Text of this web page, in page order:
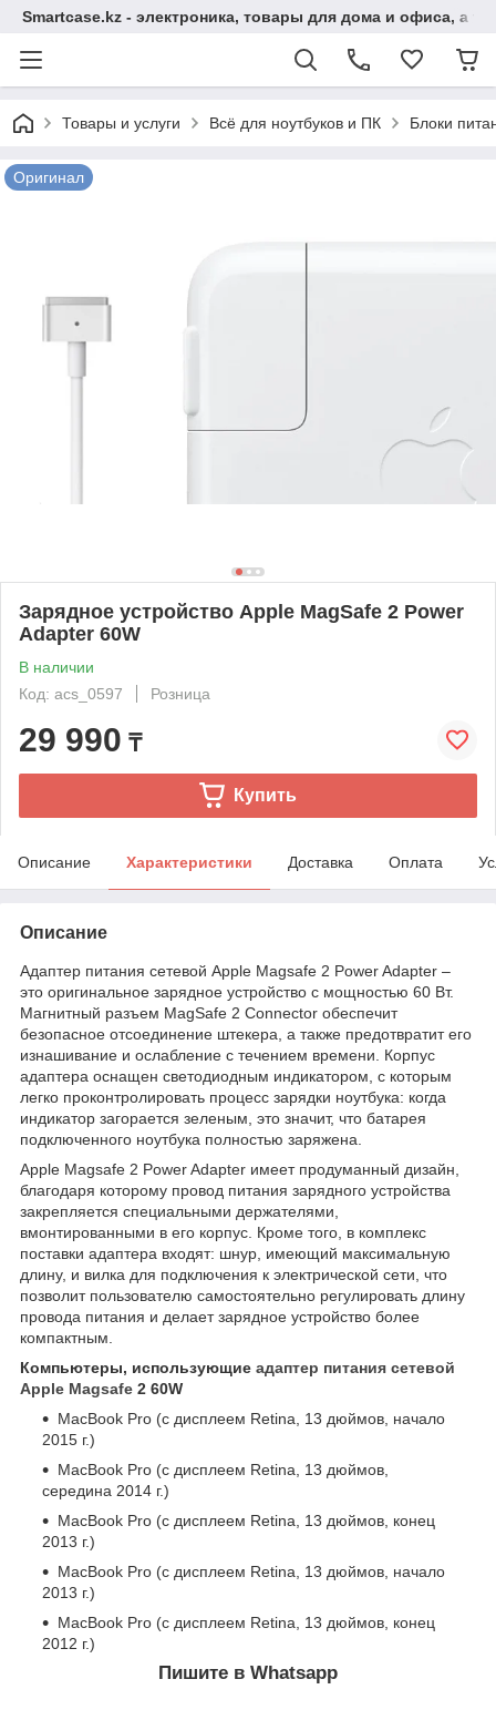
Smartcase.kz - электроника, товары для дома и офиса, а
Товары и услуги Всё для ноутбуков и ПК Блоки
Оригинал
Зарядное устройство Apple MagSafe 2 Power
Adapter 60W
В наличии
Код: acs_0597
Розница
29 990 ₸
Купить
Описание Характеристики Доставка Оплата
Описание
Адаптер питания сетевой Apple Magsafe 2 Power Adapter –
это оригинальное зарядное устройство с мощностью 60 Вт.
Магнитный разъем MagSafe 2 Connector обеспечит
безопасное отсоединение штекера, а также предотвратит его
изнашивание и ослабление с течением времени. Корпус
адаптера оснащен светодиодным индикатором, с которым
легко проконтролировать процесс зарядки ноутбука: когда
индикатор загорается зеленым, это значит, что батарея
подключенного ноутбука полностью заряжена.
Apple Magsafe 2 Power Adapter имеет продуманный дизайн,
благодаря которому провод питания зарядного устройства
закрепляется специальными держателями,
вмонтированными в его корпус. Кроме того, в комплекс
поставки адаптера входят: шнур, имеющий максимальную
длину, и вилка для подключения к электрической сети, что
позволит пользователю самостоятельно регулировать длину
провода питания и делает зарядное устройство более
компактным.
Компьютеры, использующие адаптер питания сетевой
Apple Magsafe 2 60W
MacBook Pro (с дисплеем Retina, 13 дюймов, начало
2015 г.)
MacBook Pro (с дисплеем Retina, 13 дюймов,
середина 2014 г.)
MacBook Pro (с дисплеем Retina, 13 дюймов, конец
2013 г.)
MacBook Pro (с дисплеем Retina, 13 дюймов, начало
2013 г.)
MacBook Pro (с дисплеем Retina, 13 дюймов, конец
2012 г.)
Пишите в Whatsapp